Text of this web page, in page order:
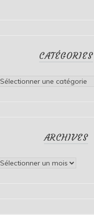
CATÉGORIES
Catégories
ARCHIVES
Archives